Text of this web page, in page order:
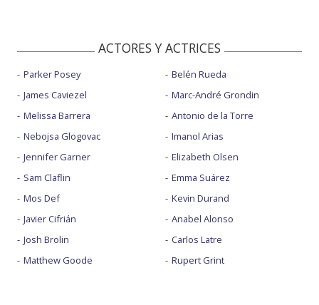
ACTORES Y ACTRICES
Parker Posey
James Caviezel
Melissa Barrera
Nebojsa Glogovac
Jennifer Garner
Sam Claflin
Mos Def
Javier Cifrián
Josh Brolin
Matthew Goode
Belén Rueda
Marc-André Grondin
Antonio de la Torre
Imanol Arias
Elizabeth Olsen
Emma Suárez
Kevin Durand
Anabel Alonso
Carlos Latre
Rupert Grint